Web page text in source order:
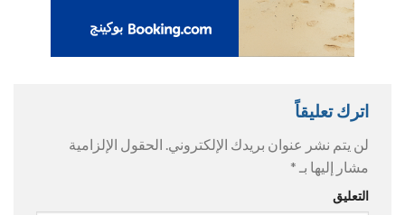
اترك تعليقاً
لن يتم نشر عنوان بريدك الإلكتروني. الحقول الإلزامية
مشار إليها بـ *
التعليق